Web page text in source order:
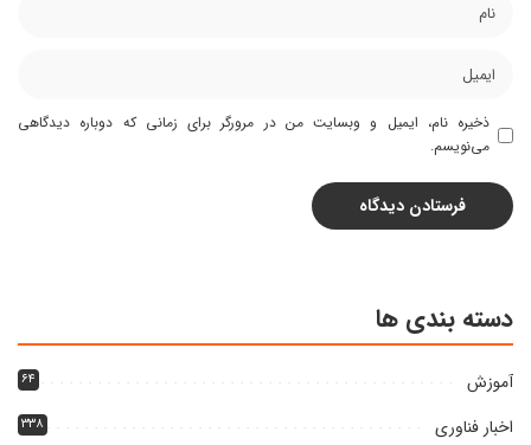
ذخیره نام، ایمیل و وبسایت من در مرورگر برای زمانی که دوباره دیدگاهی
می‌نویسم.
دسته بندی ها
آموزش ۶۴
اخبار فناوری ۳۳۸